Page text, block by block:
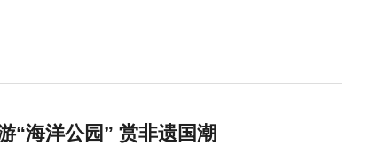
“海洋公园” 赏非遗国潮